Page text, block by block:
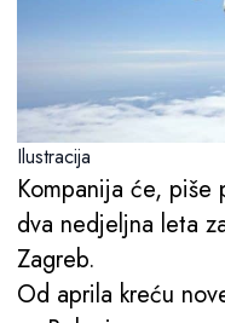
Ilustracija
Kompanija će, piše
dva nedjeljna leta
Zagreb.
Od aprila kreću